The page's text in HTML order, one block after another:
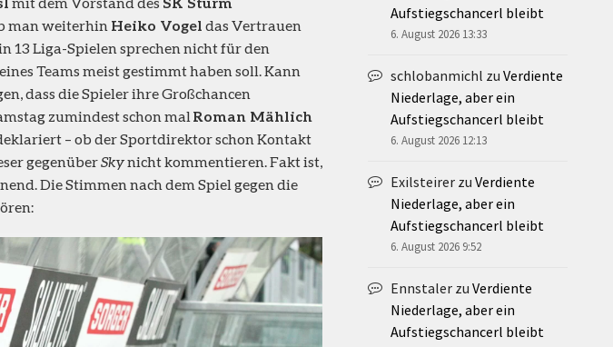
man weiterhin Heiko Vogel das Vertrauen
13 Liga-Spielen sprechen nicht für den
Teams meist gestimmt haben soll. Kann
dass die Spieler ihre Großchancen
zumindest schon mal Roman Mählich
– ob der Sportdirektor schon Kontakt
gegenüberSkynicht kommentieren. Fakt ist,
Die Stimmen nach dem Spiel gegen die
Aufstiegschancerl bleibt
6. August 2026 13:33
schlobanmichl zu Verdiente
Niederlage, aber ein
Aufstiegschancerl bleibt
6. August 2026 12:13
Exilsteirer zu Verdiente
Niederlage, aber ein
Aufstiegschancerl bleibt
6. August 2026 9:52
Ennstaler zu Verdiente
Niederlage, aber ein
Aufstiegschancerl bleibt